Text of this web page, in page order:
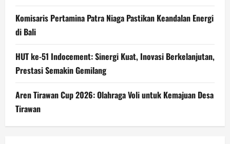
Komisaris Pertamina Patra Niaga Pastikan Keandalan Energi
di Bali
HUT ke-51 Indocement: Sinergi Kuat, Inovasi Berkelanjutan,
Prestasi Semakin Gemilang
Aren Tirawan Cup 2026: Olahraga Voli untuk Kemajuan Desa
Tirawan